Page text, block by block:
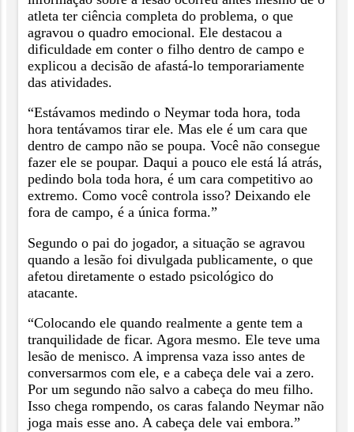
atleta ter ciência completa do problema, o que
agravou o quadro emocional. Ele destacou a
dificuldade em conter o filho dentro de campo e
explicou a decisão de afastá-lo temporariamente
das atividades.
“Estávamos medindo o Neymar toda hora, toda
hora tentávamos tirar ele. Mas ele é um cara que
dentro de campo não se poupa. Você não consegue
fazer ele se poupar. Daqui a pouco ele está lá atrás,
pedindo bola toda hora, é um cara competitivo ao
extremo. Como você controla isso? Deixando ele
fora de campo, é a única forma.”
Segundo o pai do jogador, a situação se agravou
quando a lesão foi divulgada publicamente, o que
afetou diretamente o estado psicológico do
atacante.
“Colocando ele quando realmente a gente tem a
tranquilidade de ficar. Agora mesmo. Ele teve uma
lesão de menisco. A imprensa vaza isso antes de
conversarmos com ele, e a cabeça dele vai a zero.
Por um segundo não salvo a cabeça do meu filho.
Isso chega rompendo, os caras falando Neymar não
joga mais esse ano. A cabeça dele vai embora.”